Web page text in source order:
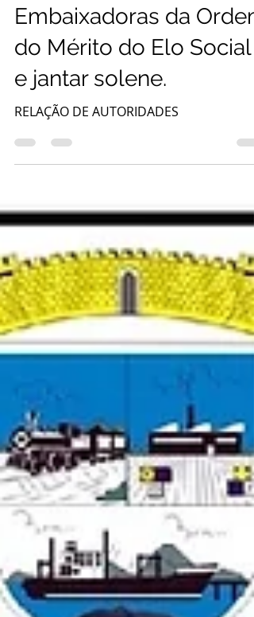
Comendadores e
Embaixadoras da Ordem
do Mérito do Elo Social
e jantar solene.
RELAÇÃO DE AUTORIDADES